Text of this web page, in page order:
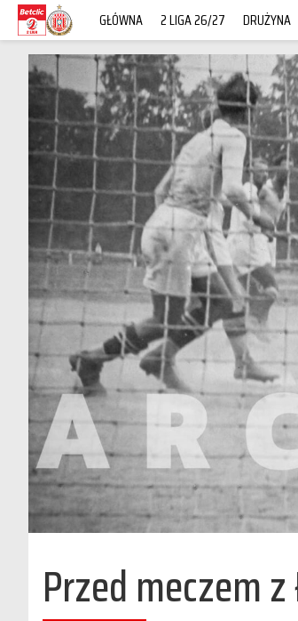
GŁÓWNA 2 LIGA 26/27 DRUŻYNA
Przed meczem z